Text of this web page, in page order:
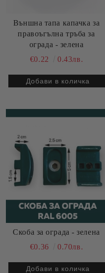
Външна тапа капачка за
правоъгълна тръба за
ограда - зелена
€0.22
0.43лв.
Скоба за ограда - зелена
€0.36
0.70лв.